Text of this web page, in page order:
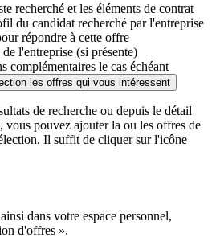
recherché et les éléments de contrat
du candidat recherché par l'entreprise
répondre à cette offre
l'entreprise (si présente)
complémentaires le cas échéant
les offres qui vous intéressent
de recherche ou depuis le détail
vous pouvez ajouter la ou les offres de
Il suffit de cliquer sur l'icône
dans votre espace personnel,
d'offres ».